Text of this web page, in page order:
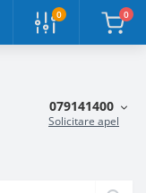
0 0
079141400
Solicitare apel